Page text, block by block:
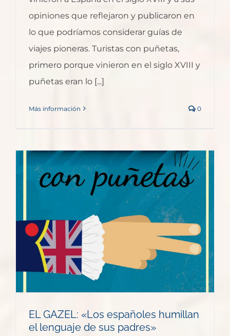
opiniones que reflejaron y publicaron en
lo que podríamos considerar guías de
viajes pioneras. Turistas con puñetas,
primero porque vinieron en el siglo XVIII y
puñetas eran lo [...]
Más información 0
EL GAZEL: «Los españoles humillan
el lenguaje de sus padres»